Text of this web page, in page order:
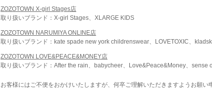
ZOZOTOWN X-girl Stages店
取り扱いブランド：X-girl Stages、XLARGE KIDS
ZOZOTOWN NARUMIYA ONLINE店
取り扱いブランド：kate spade new york childrenswear、LOVETOXIC、
ZOZOTOWN LOVE&PEACE&MONEY店
取り扱いブランド：After the rain、babycheer、Love&Peace&Money、sense
お客様にはご不便をおかけいたしますが、何卒ご理解いただきますようお願い